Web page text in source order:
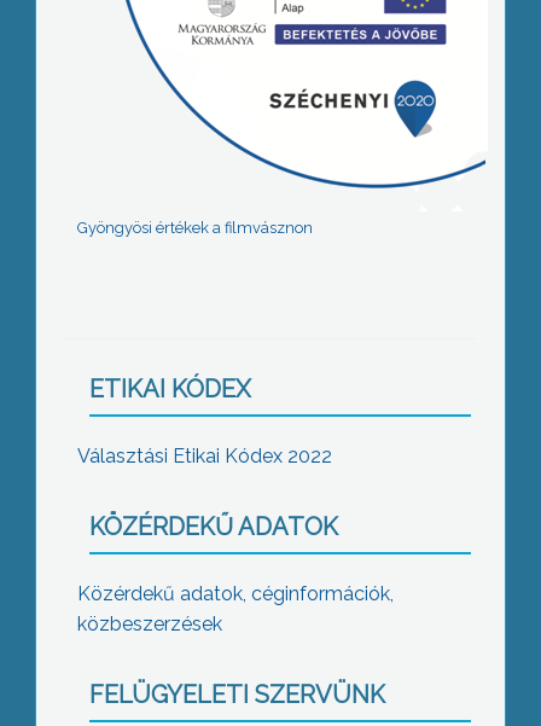
Gyöngyösi értékek a filmvásznon
ETIKAI KÓDEX
Választási Etikai Kódex 2022
KÖZÉRDEKŰ ADATOK
Közérdekű adatok, céginformációk,
közbeszerzések
FELÜGYELETI SZERVÜNK